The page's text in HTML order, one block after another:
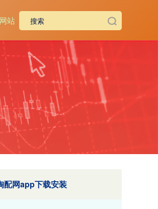
站
配网app下载安装